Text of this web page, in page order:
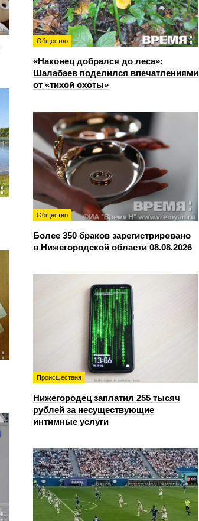
Общество
«Наконец добрался до леса»:
Шалабаев поделился впечатлениями
от «тихой охоты»
Общество
Более 350 браков зарегистрировано
в Нижегородской области 08.08.2026
Происшествия
Нижегородец заплатил 255 тысяч
рублей за несуществующие
интимные услуги